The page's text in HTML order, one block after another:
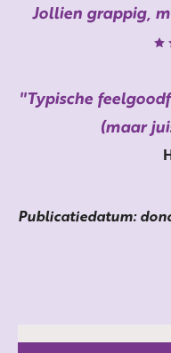
Jollien grappig,
Typische
(maar
Publicatiedatum: